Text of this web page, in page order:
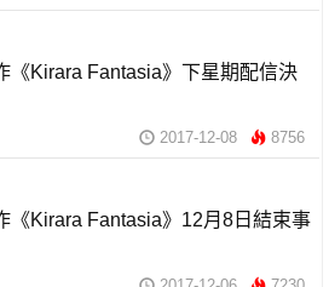
《Kirara Fantasia》下星期配信決
2017-12-08 8756
《Kirara Fantasia》12月8日結束事